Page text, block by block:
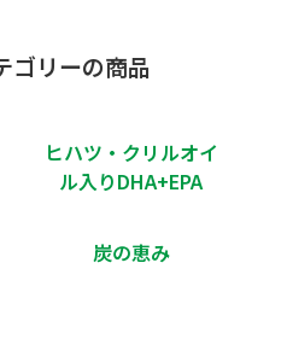
ゴリーの商品
ヒハツ・クリルオイ
ル入りDHA+EPA
炭の恵み